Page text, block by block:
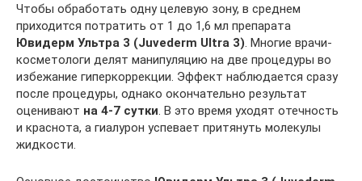
Чтобы обработать одну целевую зону, в среднем
приходится потратить от 1 до 1,6 мл препарата
Ювидерм Ультра 3 (Juvederm Ultra 3) . Многие врачи-
косметологи делят манипуляцию на две процедуры во
избежание гиперкоррекции. Эффект наблюдается сразу
после процедуры, однако окончательно результат
оценивают на 4-7 сутки . В это время уходят отечность
и краснота, а гиалурон успевает притянуть молекулы
жидкости.